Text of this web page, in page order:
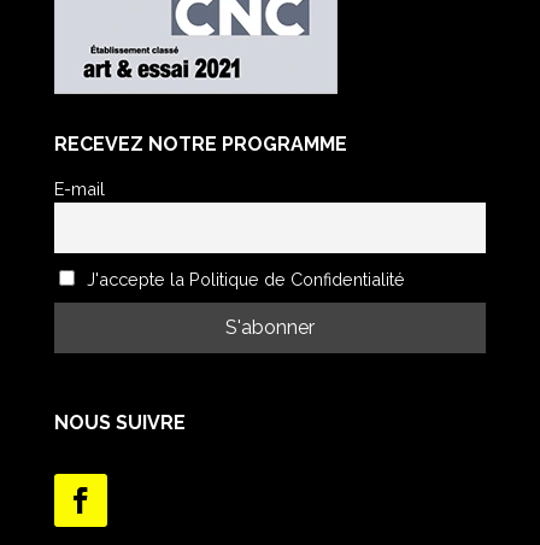
RECEVEZ NOTRE PROGRAMME
E-mail
J'accepte la Politique de Confidentialité
NOUS SUIVRE